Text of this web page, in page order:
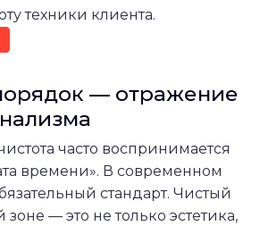
техники клиента.
— отражение
часто воспринимается
времени». В современном
стандарт. Чистый
— это не только эстетика,